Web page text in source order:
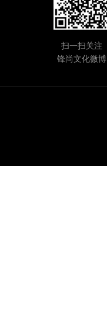
扫一扫关注
锋尚文化微博